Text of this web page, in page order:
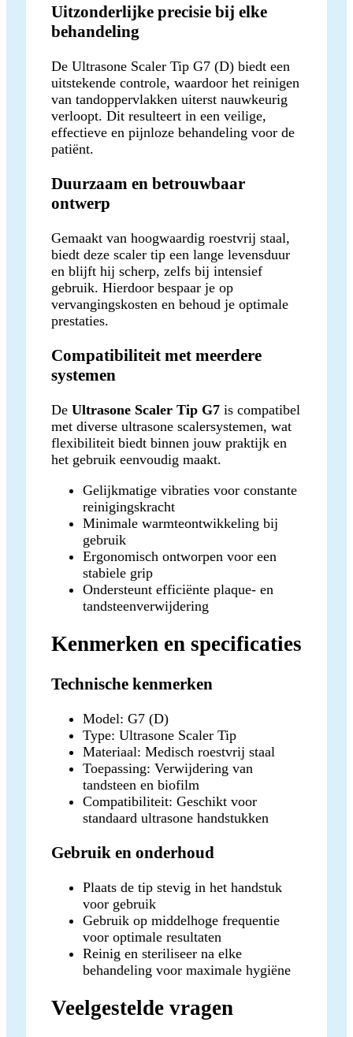
Uitzonderlijke precisie bij elke
behandeling
De Ultrasone Scaler Tip G7 (D) biedt een
uitstekende controle, waardoor het reinigen
van tandoppervlakken uiterst nauwkeurig
verloopt. Dit resulteert in een veilige,
effectieve en pijnloze behandeling voor de
patiënt.
Duurzaam en betrouwbaar
ontwerp
Gemaakt van hoogwaardig roestvrij staal,
biedt deze scaler tip een lange levensduur
en blijft hij scherp, zelfs bij intensief
gebruik. Hierdoor bespaar je op
vervangingskosten en behoud je optimale
prestaties.
Compatibiliteit met meerdere
systemen
De Ultrasone Scaler Tip G7 is compatibel
met diverse ultrasone scalersystemen, wat
flexibiliteit biedt binnen jouw praktijk en
het gebruik eenvoudig maakt.
Gelijkmatige vibraties voor constante
reinigingskracht
Minimale warmteontwikkeling bij
gebruik
Ergonomisch ontworpen voor een
stabiele grip
Ondersteunt efficiënte plaque- en
tandsteenverwijdering
Kenmerken en specificaties
Technische kenmerken
Model: G7 (D)
Type: Ultrasone Scaler Tip
Materiaal: Medisch roestvrij staal
Toepassing: Verwijdering van
tandsteen en biofilm
Compatibiliteit: Geschikt voor
standaard ultrasone handstukken
Gebruik en onderhoud
Plaats de tip stevig in het handstuk
voor gebruik
Gebruik op middelhoge frequentie
voor optimale resultaten
Reinig en steriliseer na elke
behandeling voor maximale hygiëne
Veelgestelde vragen